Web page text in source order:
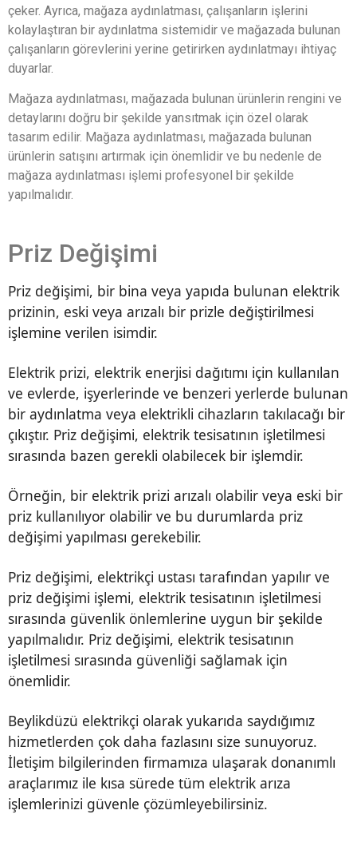
çeker. Ayrıca, mağaza aydınlatması, çalışanların işlerini
kolaylaştıran bir aydınlatma sistemidir ve mağazada bulunan
çalışanların görevlerini yerine getirirken aydınlatmayı ihtiyaç
duyarlar.
Mağaza aydınlatması, mağazada bulunan ürünlerin rengini ve
detaylarını doğru bir şekilde yansıtmak için özel olarak
tasarım edilir. Mağaza aydınlatması, mağazada bulunan
ürünlerin satışını artırmak için önemlidir ve bu nedenle de
mağaza aydınlatması işlemi profesyonel bir şekilde
yapılmalıdır.
Priz Değişimi
Priz değişimi, bir bina veya yapıda bulunan elektrik
prizinin, eski veya arızalı bir prizle değiştirilmesi
işlemine verilen isimdir.
Elektrik prizi, elektrik enerjisi dağıtımı için kullanılan
ve evlerde, işyerlerinde ve benzeri yerlerde bulunan
bir aydınlatma veya elektrikli cihazların takılacağı bir
çıkıştır. Priz değişimi, elektrik tesisatının işletilmesi
sırasında bazen gerekli olabilecek bir işlemdir.
Örneğin, bir elektrik prizi arızalı olabilir veya eski bir
priz kullanılıyor olabilir ve bu durumlarda priz
değişimi yapılması gerekebilir.
Priz değişimi, elektrikçi ustası tarafından yapılır ve
priz değişimi işlemi, elektrik tesisatının işletilmesi
sırasında güvenlik önlemlerine uygun bir şekilde
yapılmalıdır. Priz değişimi, elektrik tesisatının
işletilmesi sırasında güvenliği sağlamak için
önemlidir.
Beylikdüzü elektrikçi olarak yukarıda saydığımız
hizmetlerden çok daha fazlasını size sunuyoruz.
İletişim bilgilerinden firmamıza ulaşarak donanımlı
araçlarımız ile kısa sürede tüm elektrik arıza
işlemlerinizi güvenle çözümleyebilirsiniz.